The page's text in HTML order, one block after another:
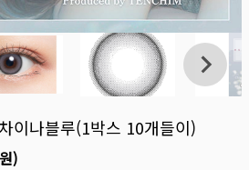
이나블루(1박스 10개들이)
)